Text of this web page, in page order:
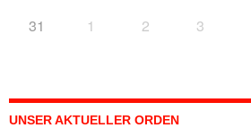
31 1 2 3
UNSER AKTUELLER ORDEN